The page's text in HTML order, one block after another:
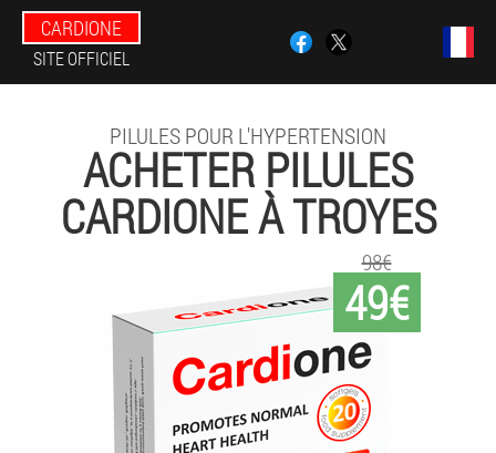
CARDIONE
SITE OFFICIEL
PILULES POUR L'HYPERTENSION
ACHETER PILULES
CARDIONE À TROYES
49€
98€